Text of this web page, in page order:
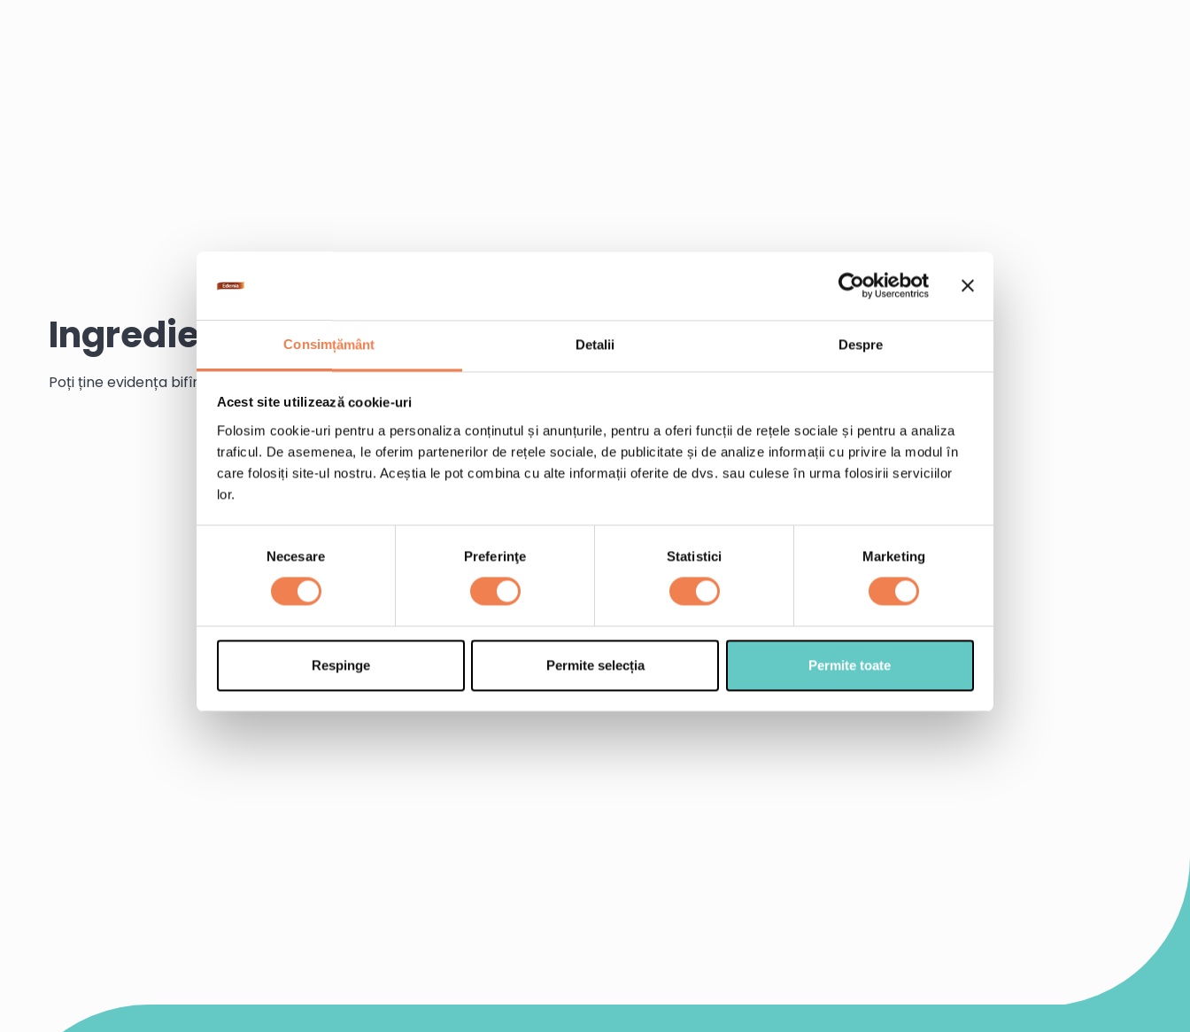
Consimțământ Detalii Despre
Acest site utilizează cookie-uri
Folosim cookie-uri pentru a personaliza conținutul și anunțurile, pentru a oferi funcții de rețele sociale și pentru a analiza
traficul. De asemenea, le oferim partenerilor de rețele sociale, de publicitate și de analize informații cu privire la modul în
care folosiți site-ul nostru. Aceștia le pot combina cu alte informații oferite de dvs. sau culese în urma folosirii serviciilor
lor.
consimțământului
Necesare Preferinţe Statistici Marketing
Respinge Permite selecția Permite toate
Ingrediente
Poți ține evidența bifînd ingredientele pe măsură ce le adaugi.
200 g Fasole Verde Edenia
1 lingurita usturoi granulat
cateva masline
piper